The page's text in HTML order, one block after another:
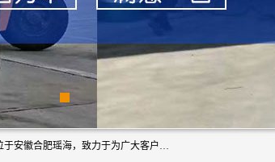
安徽信多多吊装搬运有限公司，主营吊装搬运,工厂搬迁，叉车出租，公司地址位于安徽合肥瑶海，致力于为广大客户提供优质的产品/服务，如果您对我公司的产品服务感兴趣，请联系[安徽信多多吊装搬运有限公司]，期待您的来电。